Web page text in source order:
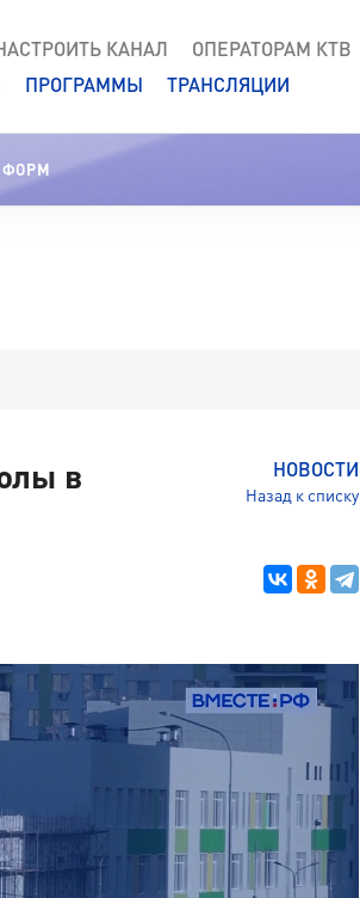
КАНАЛ ОПЕРАТОРАМ КТВ
ПРОГРАММЫ ТРАНСЛЯЦИИ
НОВОСТИ
Назад к списку
в